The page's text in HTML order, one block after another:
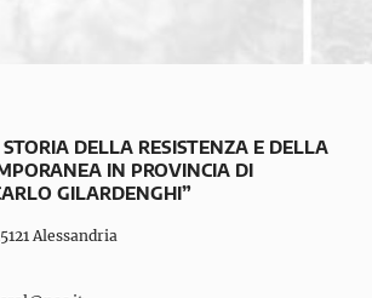
DELLA RESISTENZA E DELLA
IN PROVINCIA DI
GILARDENGHI”
Alessandria